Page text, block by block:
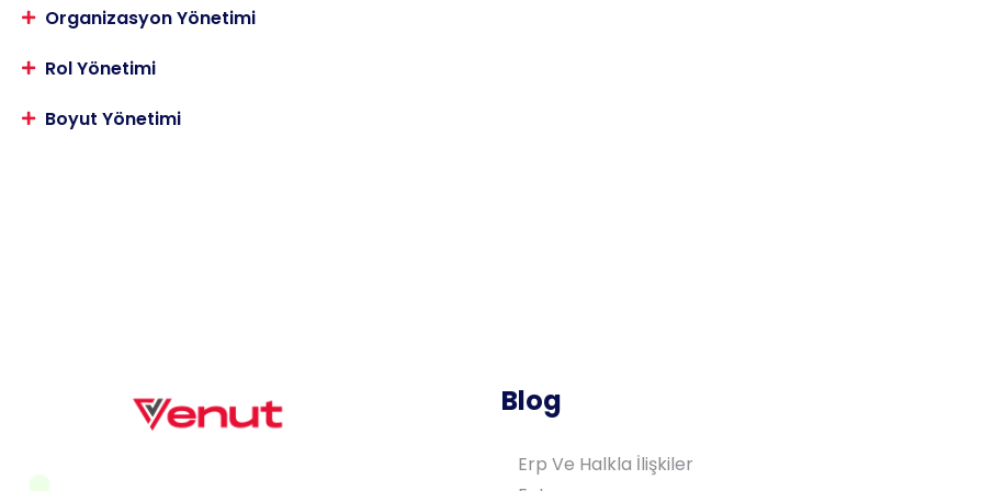
Organizasyon Yönetimi
Rol Yönetimi
Boyut Yönetimi
Blog
Erp Ve Halkla İlişkiler